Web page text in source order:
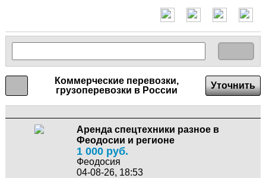
Коммерческие перевозки,
грузоперевозки в России
Уточнить
Аренда спецтехники разное в
Феодосии и регионе
1 000 руб.
Феодосия
04-08-26, 18:53